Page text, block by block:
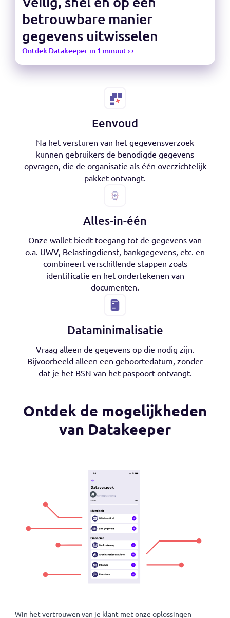
Veilig, snel en op een
betrouwbare manier
gegevens uitwisselen
Eenvoud
Na het versturen van het gegevensverzoek
opvragen, die de organisatie als één overzichtelijk
pakket ontvangt.
Alles-in-één
Onze wallet biedt toegang tot de gegevens van
combineert verschillende stappen zoals
identificatie en het ondertekenen van
documenten.
Dataminimalisatie
dat je het BSN van het paspoort ontvangt.
Ontdek de mogelijkheden
van Datakeeper